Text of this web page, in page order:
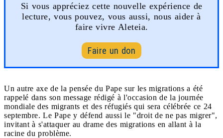
Si vous appréciez cette nouvelle expérience de
lecture, vous pouvez, vous aussi, nous aider à
faire vivre Aleteia.
Faire un don
Un autre axe de la pensée du Pape sur les migrations a été
rappelé dans son message rédigé à l'occasion de la journée
mondiale des migrants et des réfugiés qui sera célébrée ce 24
septembre. Le Pape y défend aussi le "droit de ne pas migrer",
invitant à s'attaquer au drame des migrations en allant à la
racine du problème.